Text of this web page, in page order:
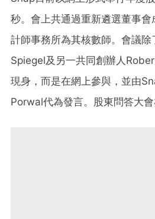
秒。會上共通過重新遴選董事
計師事務所為其核數師。會議除
Spiegel及另一共同創辦人
現身，而是在網上參與，並由
Porwal代為發言。股東問答大會